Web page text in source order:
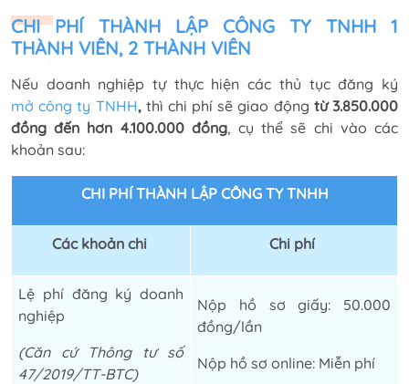
CHI PHÍ THÀNH LẬP CÔNG TY TNHH 1
THÀNH VIÊN, 2 THÀNH VIÊN
Nếu doanh nghiệp tự thực hiện các thủ tục đăng ký
mở công ty TNHH, thì chi phí sẽ giao động từ 3.850.000
đồng đến hơn 4.100.000 đồng, cụ thể sẽ chi vào các
khoản sau:
CHI PHÍ THÀNH LẬP CÔNG TY TNHH
Các khoản chi Chi phí
Lệ phí đăng ký doanh
nghiệp
(Căn cứ Thông tư số
47/2019/TT-BTC)
Nộp hồ sơ giấy: 50.000
đồng/lần
Nộp hồ sơ online: Miễn phí